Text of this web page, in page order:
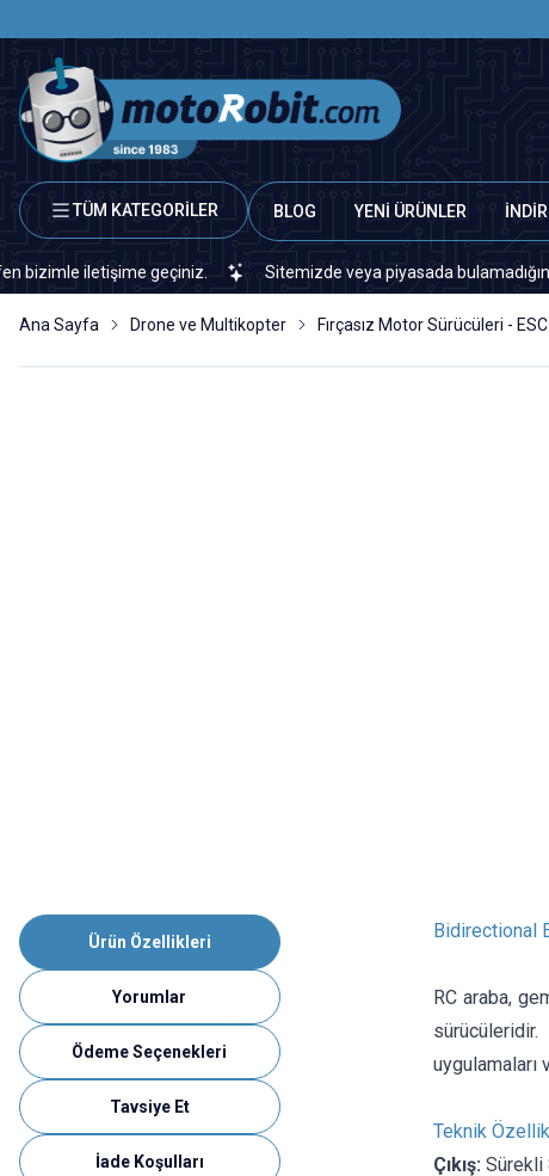
TÜM KATEGORİLER BLOG YENİ ÜRÜNLER
iletişime geçiniz. Sitemizde veya piyasada bulamadığınız
Ana Sayfa Drone ve Multikopter Fırçasız Motor Sürücüleri - ESC
Ürün Özellikleri
Yorumlar
Ödeme Seçenekleri
Tavsiye Et
İade Koşulları
Bidirectional
RC araba,
uygulamaları
Teknik
Çıkış: Sürekli